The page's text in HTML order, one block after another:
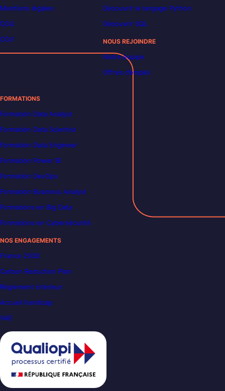
Mentions légales
CGU
CGV
Découvrir le langage Python
Découvrir SQL
NOUS REJOINDRE
Notre équipe
Offres d’emploi
FORMATIONS
Formation Data Analyst
Formation Data Scientist
Formation Data Engineer
Formation Power BI
Formation DevOps
Formation Business Analyst
Formations en Big Data
Formations en Cybersécurité
NOS ENGAGEMENTS
France 2030
Carbon Reduction Plan
Règlement intérieur
Accueil handicap
VAE